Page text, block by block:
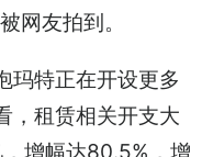
网友拍到。
玛特正在开设更多
，租赁相关开支大
增幅达80.5%，增